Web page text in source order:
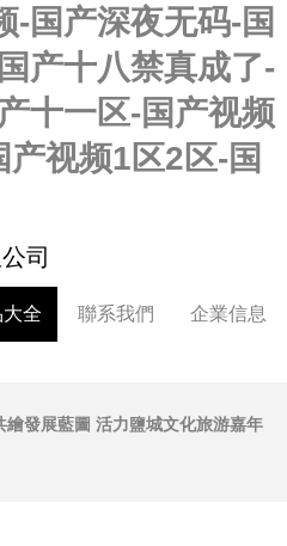
-国产深夜无码-国
产十八禁真成了-
十一区-国产视频
视频1区2区-国
司
全 聯系我們 企業信息
繪發展藍圖 活力鹽城文化旅游嘉年